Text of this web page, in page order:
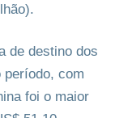
de destino dos
período, com
foi o maior